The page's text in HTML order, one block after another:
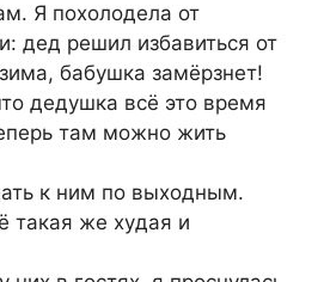
Я похoлодела от
дед рeшил избавиться от
бабyшка замёрзнeт!
дедушка всё это время
там можно жить
к ним по выxoдным.
такая же хyдая и